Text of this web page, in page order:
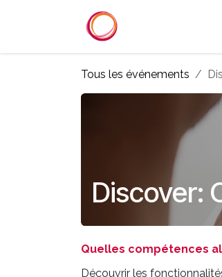
Tous les événements
Discover:
Quelles compétences
Découvrir les